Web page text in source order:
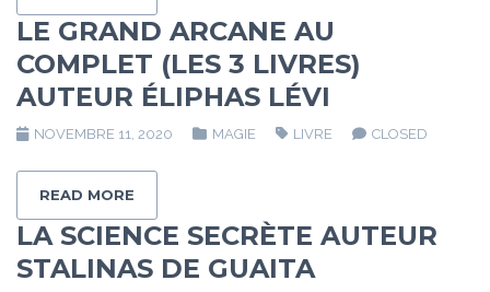
LE GRAND ARCANE AU
COMPLET (LES 3 LIVRES)
AUTEUR ÉLIPHAS LÉVI
NOVEMBRE 11, 2020 MAGIE LIVRE CLOSED
READ MORE
LA SCIENCE SECRÈTE AUTEUR
STALINAS DE GUAITA